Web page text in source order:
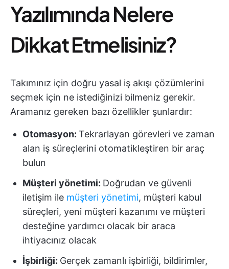
Yazılımında Nelere
Dikkat Etmelisiniz?
Takımınız için doğru yasal iş akışı çözümlerini
seçmek için ne istediğinizi bilmeniz gerekir.
Aramanız gereken bazı özellikler şunlardır:
Otomasyon: Tekrarlayan görevleri ve zaman
alan iş süreçlerini otomatikleştiren bir araç
bulun
Müşteri yönetimi: Doğrudan ve güvenli
iletişim ile müşteri yönetimi, müşteri kabul
süreçleri, yeni müşteri kazanımı ve müşteri
desteğine yardımcı olacak bir araca
ihtiyacınız olacak
İşbirliği: Gerçek zamanlı işbirliği, bildirimler,